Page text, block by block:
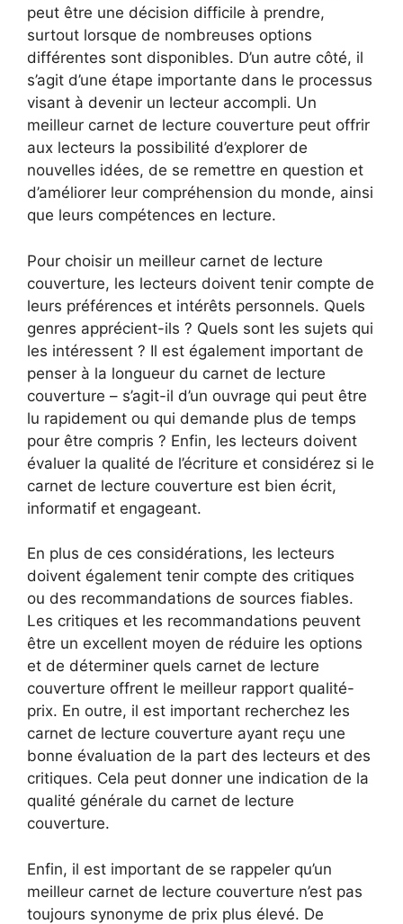
peut être une décision difficile à prendre,
surtout lorsque de nombreuses options
différentes sont disponibles. D’un autre côté, il
s’agit d’une étape importante dans le processus
visant à devenir un lecteur accompli. Un
meilleur carnet de lecture couverture peut offrir
aux lecteurs la possibilité d’explorer de
nouvelles idées, de se remettre en question et
d’améliorer leur compréhension du monde, ainsi
que leurs compétences en lecture.
Pour choisir un meilleur carnet de lecture
couverture, les lecteurs doivent tenir compte de
leurs préférences et intérêts personnels. Quels
genres apprécient-ils ? Quels sont les sujets qui
les intéressent ? Il est également important de
penser à la longueur du carnet de lecture
couverture – s’agit-il d’un ouvrage qui peut être
lu rapidement ou qui demande plus de temps
pour être compris ? Enfin, les lecteurs doivent
évaluer la qualité de l’écriture et considérez si le
carnet de lecture couverture est bien écrit,
informatif et engageant.
En plus de ces considérations, les lecteurs
doivent également tenir compte des critiques
ou des recommandations de sources fiables.
Les critiques et les recommandations peuvent
être un excellent moyen de réduire les options
et de déterminer quels carnet de lecture
couverture offrent le meilleur rapport qualité-
prix. En outre, il est important recherchez les
carnet de lecture couverture ayant reçu une
bonne évaluation de la part des lecteurs et des
critiques. Cela peut donner une indication de la
qualité générale du carnet de lecture
couverture.
Enfin, il est important de se rappeler qu’un
meilleur carnet de lecture couverture n’est pas
toujours synonyme de prix plus élevé. De